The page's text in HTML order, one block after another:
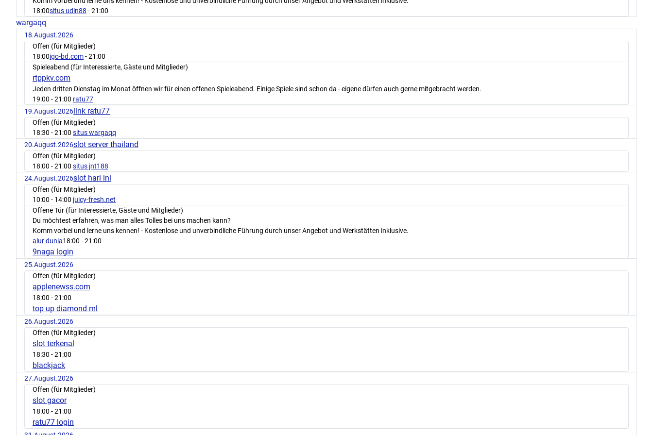
18:00situs udin88 - 21:00
wargaqq
18.August.2026
Offen (für Mitglieder)
18:00igo-bd.com- 21:00
Spieleabend (für Interessierte, Gäste und Mitglieder)
rtppkv.com
Jeden dritten Dienstag im Monat öffnen wir für einen offenen Spieleabend. Einige Spiele sind schon da - eigene dürfen auch gerne mitgebracht werden.
19:00 - 21:00 ratu77
19.August.2026 link ratu77
Offen (für Mitglieder)
18:30 - 21:00 situs wargaqq
20.August.2026slot server thailand
Offen (für Mitglieder)
18:00 - 21:00 situs jnt188
24.August.2026slot hari ini
Offen (für Mitglieder)
10:00 - 14:00 juicy-fresh.net
Offene Tür (für Interessierte, Gäste und Mitglieder)
Du möchtest erfahren, was man alles Tolles bei uns machen kann?
Komm vorbei und lerne uns kennen! - Kostenlose und unverbindliche Führung durch unser Angebot und Werkstätten inklusive.
alur dunia18:00 - 21:00
9naga login
25.August.2026
Offen (für Mitglieder)
applenewss.com
18:00 - 21:00
top up diamond ml
26.August.2026
Offen (für Mitglieder)
slot terkenal
18:30 - 21:00
blackjack
27.August.2026
Offen (für Mitglieder)
slot gacor
18:00 - 21:00
ratu77 login